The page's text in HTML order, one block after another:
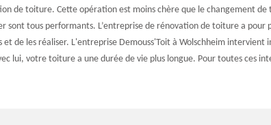
de toiture. Cette opération est moins chère que le changement de
sont tous performants. L’entreprise de rénovation de toiture a pour
de les réaliser. L'entreprise Demouss'Toit à Wolschheim intervient
lui, votre toiture a une durée de vie plus longue. Pour toutes ces